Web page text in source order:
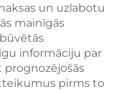
un uzlabotu
mainīgās
informāciju par
pirms to